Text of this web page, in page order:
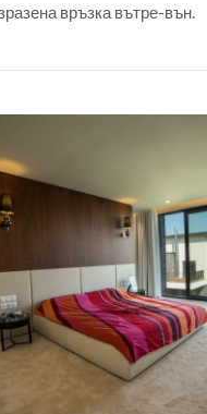
връзка вътре-вън.